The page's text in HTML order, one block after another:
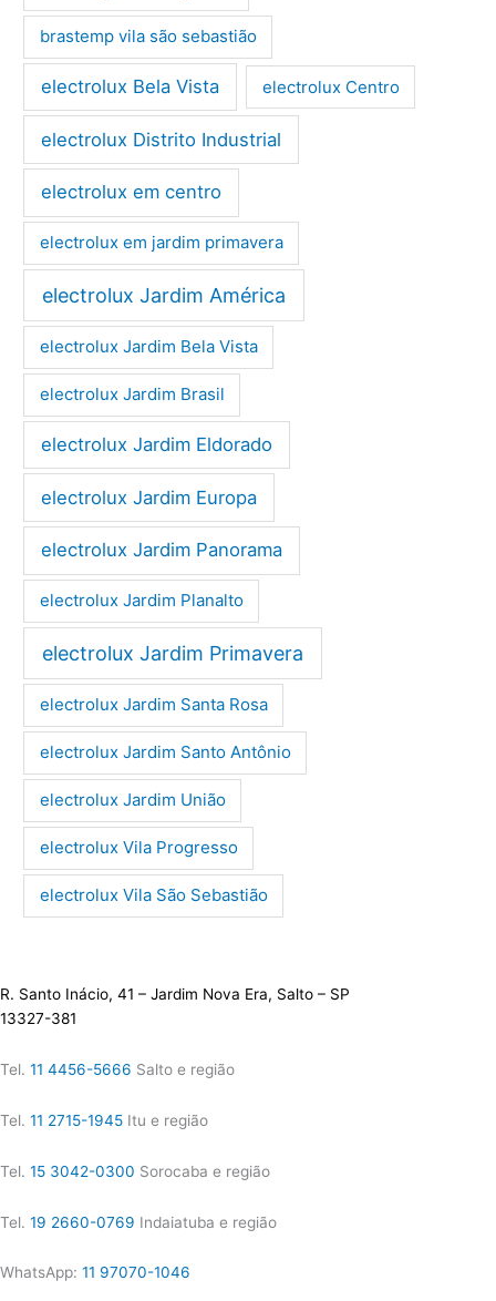
brastemp vila são sebastião
electrolux Bela Vista electrolux Centro
electrolux Distrito Industrial
electrolux em centro
electrolux em jardim primavera
electrolux Jardim América
electrolux Jardim Bela Vista
electrolux Jardim Brasil
electrolux Jardim Eldorado
electrolux Jardim Europa
electrolux Jardim Panorama
electrolux Jardim Planalto
electrolux Jardim Primavera
electrolux Jardim Santa Rosa
electrolux Jardim Santo Antônio
electrolux Jardim União
electrolux Vila Progresso
electrolux Vila São Sebastião
R. Santo Inácio, 41 – Jardim Nova Era, Salto – SP
13327-381
Tel. 11 4456-5666 Salto e região
Tel. 11 2715-1945 Itu e região
Tel. 15 3042-0300 Sorocaba e região
Tel. 19 2660-0769 Indaiatuba e região
WhatsApp: 11 97070-1046